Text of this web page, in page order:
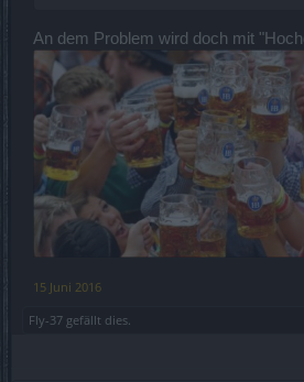
An dem Problem wird doch mit
15 Juni 2016
Fly-37 gefällt dies.